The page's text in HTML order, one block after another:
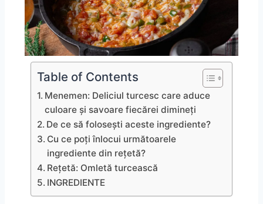
Table of Contents
Menemen: Deliciul turcesc care aduce
culoare și savoare fiecărei dimineți
De ce să folosești aceste ingrediente?
Cu ce poți înlocui următoarele
ingrediente din rețetă?
Rețetă: Omletă turcească
INGREDIENTE